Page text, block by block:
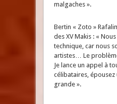
malgaches ».
Bertin « Zoto »
des XV Makis : «
technique, car nous
artistes… Le
Je lance un appel à
célibataires,
grande ».